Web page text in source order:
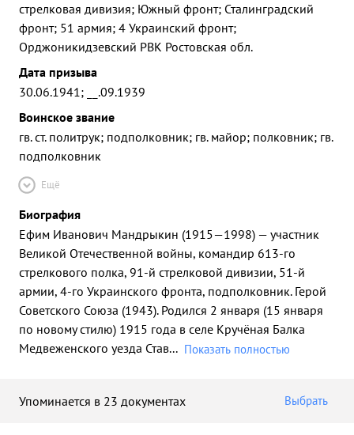
стрелковая дивизия; Южный фронт; Сталинградский
фронт; 51 армия; 4 Украинский фронт;
Орджоникидзевский РВК Ростовская обл.
Дата призыва
30.06.1941; __.09.1939
Воинское звание
гв. ст. политрук; подполковник; гв. майор; полковник; гв.
подполковник
Ещё
Биография
Ефим Иванович Мандрыкин (1915—1998) — участник
Великой Отечественной войны, командир 613-го
стрелкового полка, 91-й стрелковой дивизии, 51-й
армии, 4-го Украинского фронта, подполковник. Герой
Советского Союза (1943). Родился 2 января (15 января
по новому стилю) 1915 года в селе Кручёная Балка
Медвеженского уезда Став... Показать полностью
Упоминается в 23 документах Выбрать